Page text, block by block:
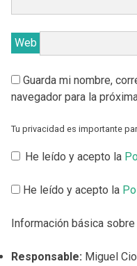
Web
Guarda mi nombre,
navegador para la
Tu privacidad es importante
He leído y acepto la
He leído y acepto la
Información básica
Responsable: Miguel